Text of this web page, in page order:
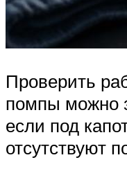
Проверить
помпы можно
если под
отсутствуют